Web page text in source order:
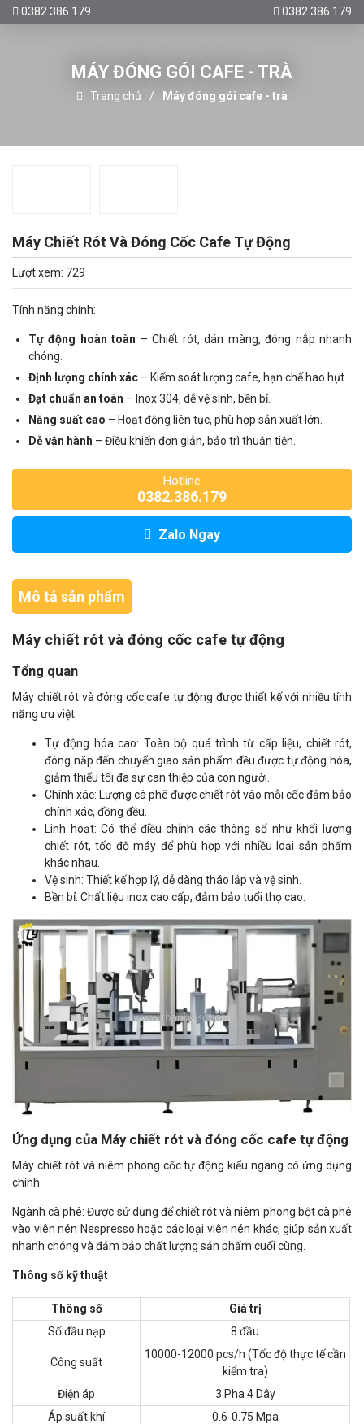
0382.386.179 0382.386.179
MÁY ĐÓNG GÓI CAFE - TRÀ
Trang chủ Máy đóng gói cafe - trà
Máy Chiết Rót Và Đóng Cốc Cafe Tự Động
Lượt xem: 729
Tính năng chính:
Tự động hoàn toàn – Chiết rót, dán màng, đóng nắp nhanh
chóng.
Định lượng chính xác – Kiểm soát lượng cafe, hạn chế hao hụt.
Đạt chuẩn an toàn – Inox 304, dễ vệ sinh, bền bỉ.
Năng suất cao – Hoạt động liên tục, phù hợp sản xuất lớn.
Dễ vận hành – Điều khiển đơn giản, bảo trì thuận tiện.
Hotline
0382.386.179
Zalo Ngay
Mô tả sản phẩm
Máy chiết rót và đóng cốc cafe tự động
Tổng quan
Máy chiết rót và đóng cốc cafe tự động được thiết kế với nhiều tính
năng ưu việt:
Tự động hóa cao: Toàn bộ quá trình từ cấp liệu, chiết rót,
đóng nắp đến chuyển giao sản phẩm đều được tự động hóa,
giảm thiểu tối đa sự can thiệp của con người.
Chính xác: Lượng cà phê được chiết rót vào mỗi cốc đảm bảo
chính xác, đồng đều.
Linh hoạt: Có thể điều chỉnh các thông số như khối lượng
chiết rót, tốc độ máy để phù hợp với nhiều loại sản phẩm
khác nhau.
Vệ sinh: Thiết kế hợp lý, dễ dàng tháo lắp và vệ sinh.
Bền bỉ: Chất liệu inox cao cấp, đảm bảo tuổi thọ cao.
Ứng dụng của Máy chiết rót và đóng cốc cafe tự động
Máy chiết rót và niêm phong cốc tự động kiểu ngang có ứng dụng
chính
Ngành cà phê: Được sử dụng để chiết rót và niêm phong bột cà phê
vào viên nén Nespresso hoặc các loại viên nén khác, giúp sản xuất
nhanh chóng và đảm bảo chất lượng sản phẩm cuối cùng.
Thông số kỹ thuật
Thông số
Giá trị
Số đầu nạp
8 đầu
Công suất
10000-12000 pcs/h (Tốc độ thực tế cần
kiểm tra)
Điện áp
3 Pha 4 Dây
Áp suất khí
0.6-0.75 Mpa